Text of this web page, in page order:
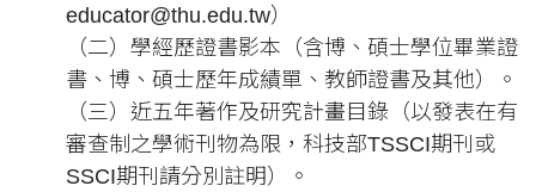
educator@thu.edu.tw）
（二）學經歷證書影本（含博、碩士學位畢業證
書、博、碩士歷年成績單、教師證書及其他）。
（三）近五年著作及研究計畫目錄（以發表在有
審查制之學術刊物為限，科技部TSSCI期刊或
SSCI期刊請分別註明）。